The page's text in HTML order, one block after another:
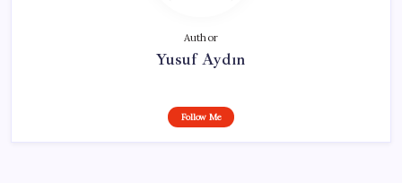
Author
Yusuf Aydın
Follow Me